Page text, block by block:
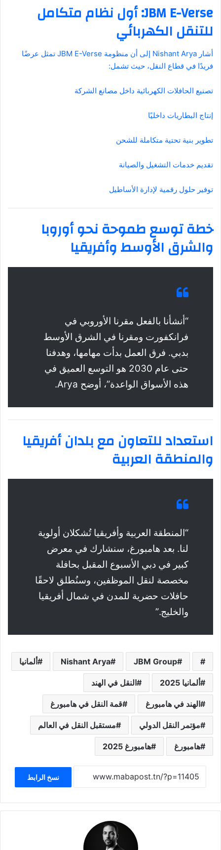
JBM E-Verse: أول نظام متكامل
للتنقل الكهربائي
أشار Nishant Arya إلى أن منظومة JBM E-Verse تمثل عرضًا
فريدًا في قطاع النقل، حيث تشمل:
تصنيع الحافلات الكهربائية داخل مصانع الشركة
إنتاج البطاريات داخليًا
تطوير بنية تحتية متكاملة للشحن
تقديم خدمات التشغيل والصيانة
توفير حلول رقمية لإدارة الأساطيل
خطة توسع طموحة نحو أوروبا
والشرق الأوسط وأفريقيا
“أنشأنا بالفعل مقرنا الأوروبي في
فرانكفورت ومقرنا في الشرق الأوسط
بدبي. فرق العمل بدأت مهامها، وهدفنا
حتى عام 2030 هو التوسع العميق في
هذه الأسواق الواعدة”، أوضح Arya.
استعداد للتعاون مع بلدان أفريقيا
والمنطقة العربية
“المنطقة العربية وأفريقيا تُشكلان أولوية
لنا. بعد هامبورغ، سنشارك في معرض
كبير في دبي الأسبوع المقبل بحافلة
مخصصة لنقل الموظفين، وسنُطلق لاحقًا
حافلات حضرية للمدن في شمال أفريقيا
والخليج.”
JBM Group
Nishant Arya ألمانيا
ألمانيا 2025 النقل في الهند
الهند في هامبورغ قمة النقل في هامبورغ
مؤتمر النقل الدولي مستقبل النقل في العالم
هامبورغ هامبورغ 2025
نسخ الرابط